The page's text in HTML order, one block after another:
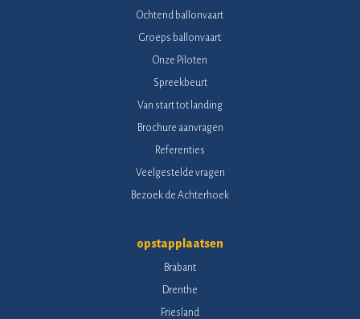
Ochtend ballonvaart
Groeps ballonvaart
Onze Piloten
Spreekbeurt
Van start tot landing
Brochure aanvragen
Referenties
Veelgestelde vragen
Bezoek de Achterhoek
opstapplaatsen
Brabant
Drenthe
Friesland